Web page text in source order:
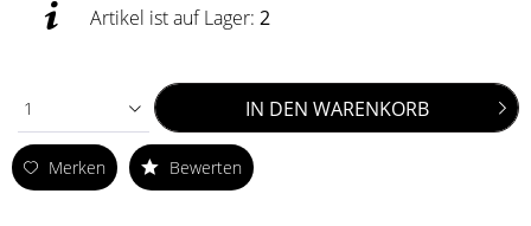
Artikel ist auf Lager: 2
1 IN DEN WARENKORB
Merken Bewerten